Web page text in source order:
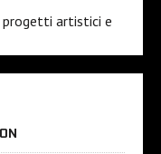
progetti artistici e